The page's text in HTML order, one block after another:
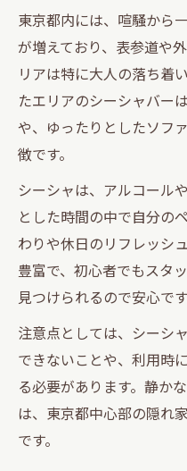
会話が自然と弾む
青山一丁目で会
力
自然体で過ごせ
シーシャがきっ
青山の落ち着い
東京都における隠
シャ時間
東京都の隠れ
シーシャで叶う
デートにおすす
シーシャと大人
東京都内には、喧騒から
が増えており、表参道や
リアは特に大人の落ち着
たエリアのシーシャバー
や、ゆったりとしたソフ
徴です。
シーシャは、アルコール
とした時間の中で自分の
わりや休日のリフレッシ
豊富で、初心者でもスタ
見つけられるので安心です
注意点としては、シーシ
できないことや、利用時
る必要があります。静か
は、東京都中心部の隠れ
です。